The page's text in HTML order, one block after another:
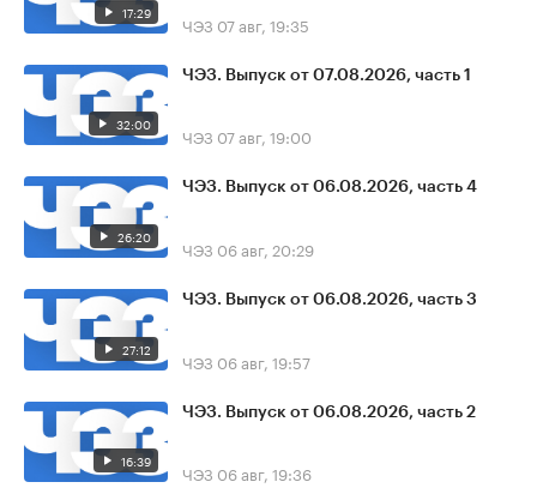
17:29 ЧЭЗ 07 авг, 19:35
32:00
ЧЭЗ. Выпуск от 07.08.2026, часть 1
ЧЭЗ 07 авг, 19:00
26:20
ЧЭЗ. Выпуск от 06.08.2026, часть 4
ЧЭЗ 06 авг, 20:29
27:12
ЧЭЗ. Выпуск от 06.08.2026, часть 3
ЧЭЗ 06 авг, 19:57
16:39
ЧЭЗ. Выпуск от 06.08.2026, часть 2
ЧЭЗ 06 авг, 19:36